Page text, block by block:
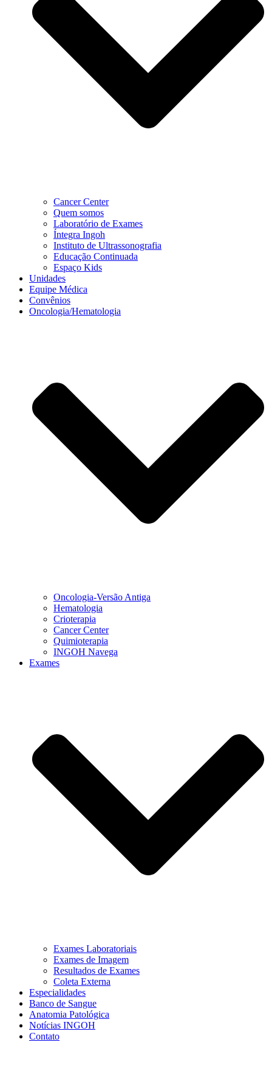
Cancer Center
Quem somos
Laboratório de Exames
Íntegra Ingoh
Instituto de Ultrassonografia
Educação Continuada
Espaço Kids
Unidades
Equipe Médica
Convênios
Oncologia/Hematologia
Oncologia-Versão Antiga
Hematologia
Crioterapia
Cancer Center
Quimioterapia
INGOH Navega
Exames
Exames Laboratoriais
Exames de Imagem
Resultados de Exames
Coleta Externa
Especialidades
Banco de Sangue
Anatomia Patológica
Notícias INGOH
Contato